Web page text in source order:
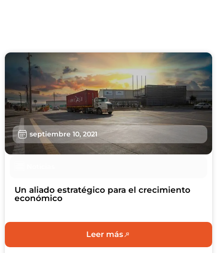
Lotes/Bodegas
Beneficios
Usuarios
Sostenibilidad
Nosotros
Trabaja con nosotros
septiembre 10, 2021
Un aliado estratégico para el crecimiento
económico
Leer más